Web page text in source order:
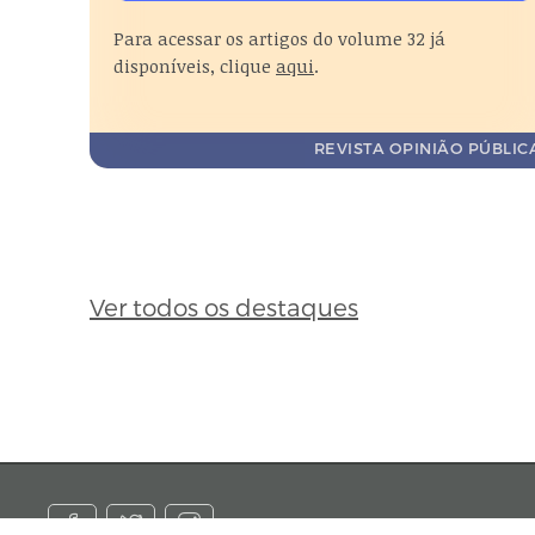
Para acessar os artigos do volume 32 já
disponíveis, clique aqui.
o
deste
REVISTA OPINIÃO
Ver todos os destaques